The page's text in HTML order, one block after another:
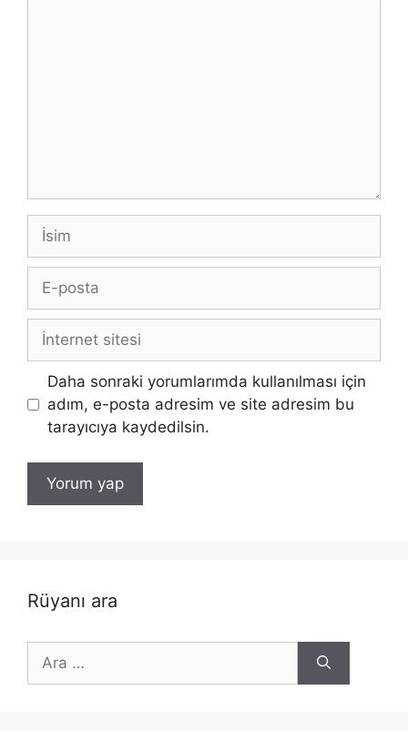
İsim
posta
İnternet
Daha sonraki yorumlarımda kullanılması için
adım, e-posta adresim ve site adresim bu
tarayıcıya kaydedilsin.
Rüyanı ara
ara